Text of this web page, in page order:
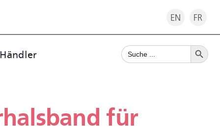
EN FR
Search
for:
Search Button
für